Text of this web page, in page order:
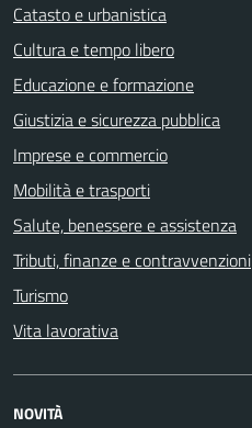
Catasto e urbanistica
Cultura e tempo libero
Educazione e formazione
Giustizia e sicurezza pubblica
Imprese e commercio
Mobilità e trasporti
Salute, benessere e assistenza
Tributi, finanze e contravvenzioni
Turismo
Vita lavorativa
NOVITÀ